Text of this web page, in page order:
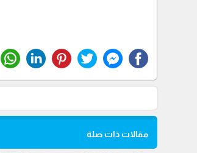
مقالات ذات صلة